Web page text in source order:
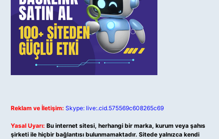
Reklam ve İletişim: Skype: live:.cid.575569c608265c69
Yasal Uyarı: Bu internet sitesi, herhangi bir marka, kurum veya şahıs
şirketi ile hiçbir bağlantısı bulunmamaktadır. Sitede yalnızca kendi